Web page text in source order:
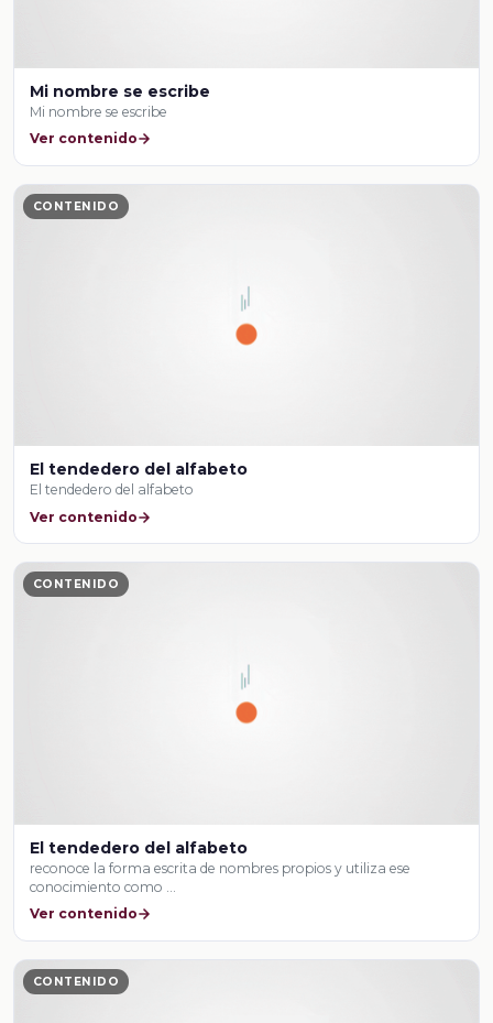
Mi nombre se escribe
Mi nombre se escribe
Ver contenido
CONTENIDO
El tendedero del alfabeto
El tendedero del alfabeto
Ver contenido
CONTENIDO
El tendedero del alfabeto
reconoce la forma escrita de nombres propios y utiliza ese
conocimiento como …
Ver contenido
CONTENIDO